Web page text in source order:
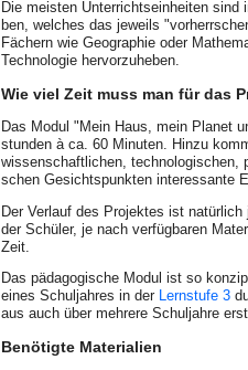
Die meisten Unterrichtseinheiten
ben, welches das jeweils
Fächern wie Geographie oder
Technologie hervorzuheben.
Wie viel Zeit muss man für das
Das Modul "Mein Haus, mein Planet
stunden à ca. 60 Minuten. Hinzu
wissenschaftlichen, technologischen,
schen Gesichtspunkten interessante
Der Verlauf des Projektes ist
der Schüler, je nach verfügbaren
Zeit.
Das pädagogische Modul ist so
eines Schuljahres in der Lernstufe 3
aus auch über mehrere Schuljahre
Benötigte Materialien